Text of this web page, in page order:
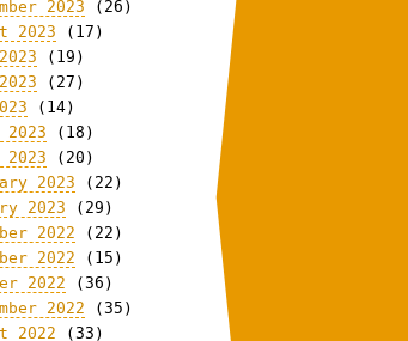
2023 (26)
2023 (17)
(19)
(27)
(14)
(18)
2023 (20)
2023 (22)
2023 (29)
2022 (22)
2022 (15)
2022 (36)
2022 (35)
2022 (33)